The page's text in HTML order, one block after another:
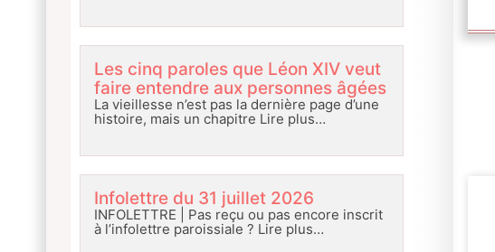
Les cinq paroles que Léon XIV veut
faire entendre aux personnes âgées
La vieillesse n’est pas la dernière page d’une
histoire, mais un chapitre Lire plus…
Infolettre du 31 juillet 2026
INFOLETTRE | Pas reçu ou pas encore inscrit
à l’infolettre paroissiale ? Lire plus…